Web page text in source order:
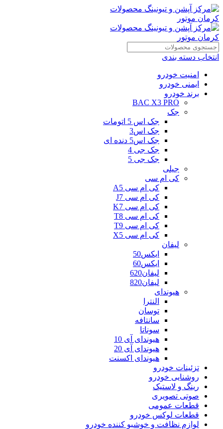
انتخاب دسته بندی
امنیت خودرو
ایمنی خودرو
برند خودرو
BAC X3 PRO
جک
جک اس 5 اتومات
جک اس3
جک اس5 دنده ای
جک جی 4
جک جی 5
جیلی
کی ام سی
کی ام سی A5
کی ام سی J7
کی ام سی K7
کی ام سی T8
کی ام سی T9
کی ام سی X5
لیفان
ایکس50
ایکس60
لیفان620
لیفان820
هیوندای
النترا
توسان
سانتافه
سوناتا
هیوندای آی 10
هیوندای آی 20
هیوندای اکسنت
تزئینات خودرو
روشنایی خودرو
رینگ و لاستیک
صوتی تصویری
قطعات عمومی
قطعات لوکس خودرو
لوازم نظافت و خوشبو کننده خودرو